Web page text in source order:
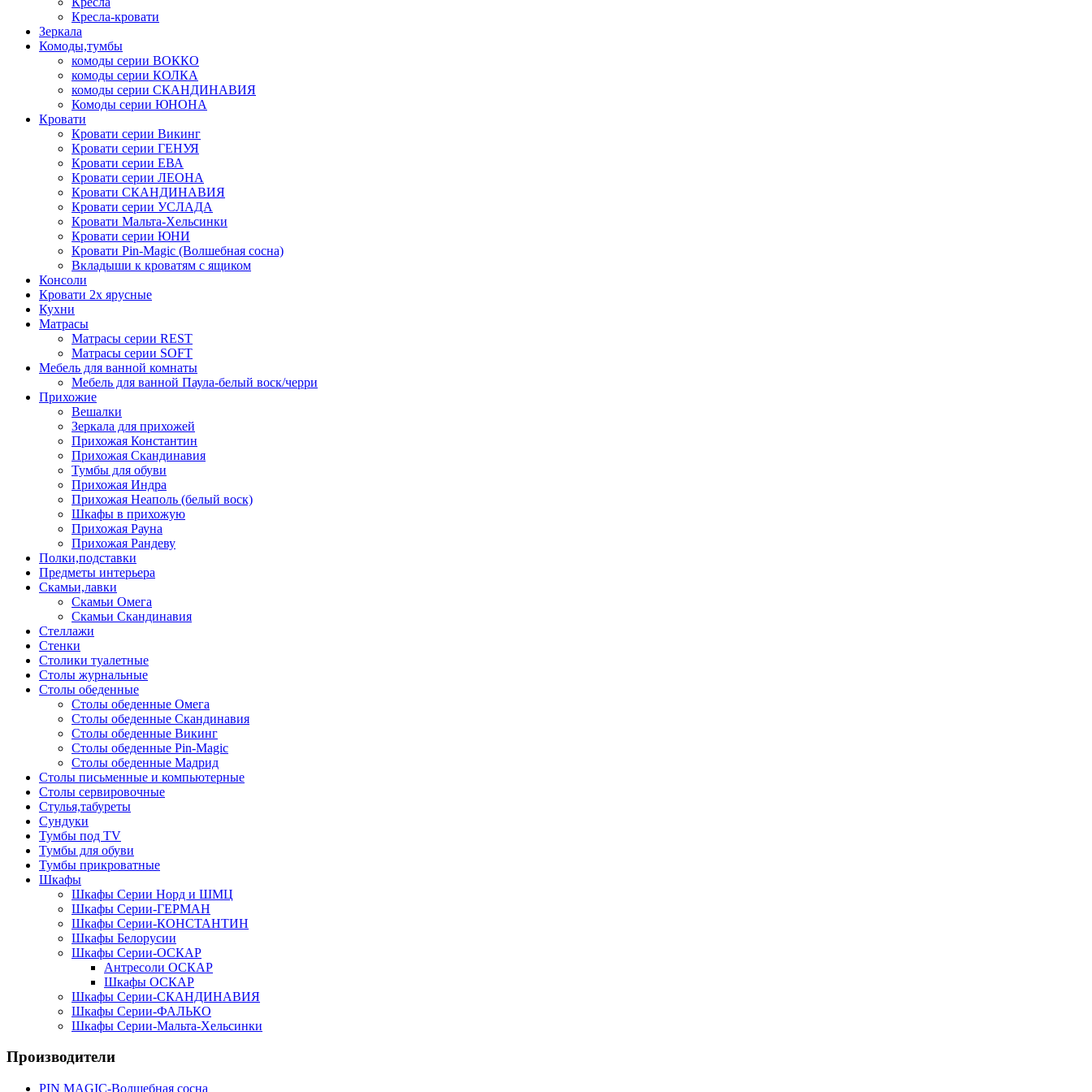
Кресла-кровати
Зеркала
Комоды,тумбы
комоды серии ВОККО
комоды серии КОЛКА
комоды серии СКАНДИНАВИЯ
Комоды серии ЮНОНА
Кровати
Кровати серии Викинг
Кровати серии ГЕНУЯ
Кровати серии ЕВА
Кровати серии ЛЕОНА
Кровати СКАНДИНАВИЯ
Кровати серии УСЛАДА
Кровати Мальта-Хельсинки
Кровати серии ЮНИ
Кровати Pin-Magic (Волшебная сосна)
Вкладыши к кроватям с ящиком
Консоли
Кровати 2х ярусные
Кухни
Матрасы
Матрасы серии REST
Матрасы серии SOFT
Мебель для ванной комнаты
Мебель для ванной Паула-белый воск/черри
Прихожие
Вешалки
Зеркала для прихожей
Прихожая Константин
Прихожая Скандинавия
Тумбы для обуви
Прихожая Индра
Прихожая Неаполь (белый воск)
Шкафы в прихожую
Прихожая Рауна
Прихожая Рандеву
Полки,подставки
Предметы интерьера
Скамьи,лавки
Скамьи Омега
Скамьи Скандинавия
Стеллажи
Стенки
Столики туалетные
Столы журнальные
Столы обеденные
Столы обеденные Омега
Столы обеденные Скандинавия
Столы обеденные Викинг
Столы обеденные Pin-Magic
Столы обеденные Мадрид
Столы письменные и компьютерные
Столы сервировочные
Стулья,табуреты
Сундуки
Тумбы под TV
Тумбы для обуви
Тумбы прикроватные
Шкафы
Шкафы Серии Норд и ШМЦ
Шкафы Серии-ГЕРМАН
Шкафы Серии-КОНСТАНТИН
Шкафы Белорусии
Шкафы Серии-ОСКАР
Антресоли ОСКАР
Шкафы ОСКАР
Шкафы Серии-СКАНДИНАВИЯ
Шкафы Серии-ФАЛЬКО
Шкафы Серии-Мальта-Хельсинки
Производители
PIN MAGIС-Волшебная сосна